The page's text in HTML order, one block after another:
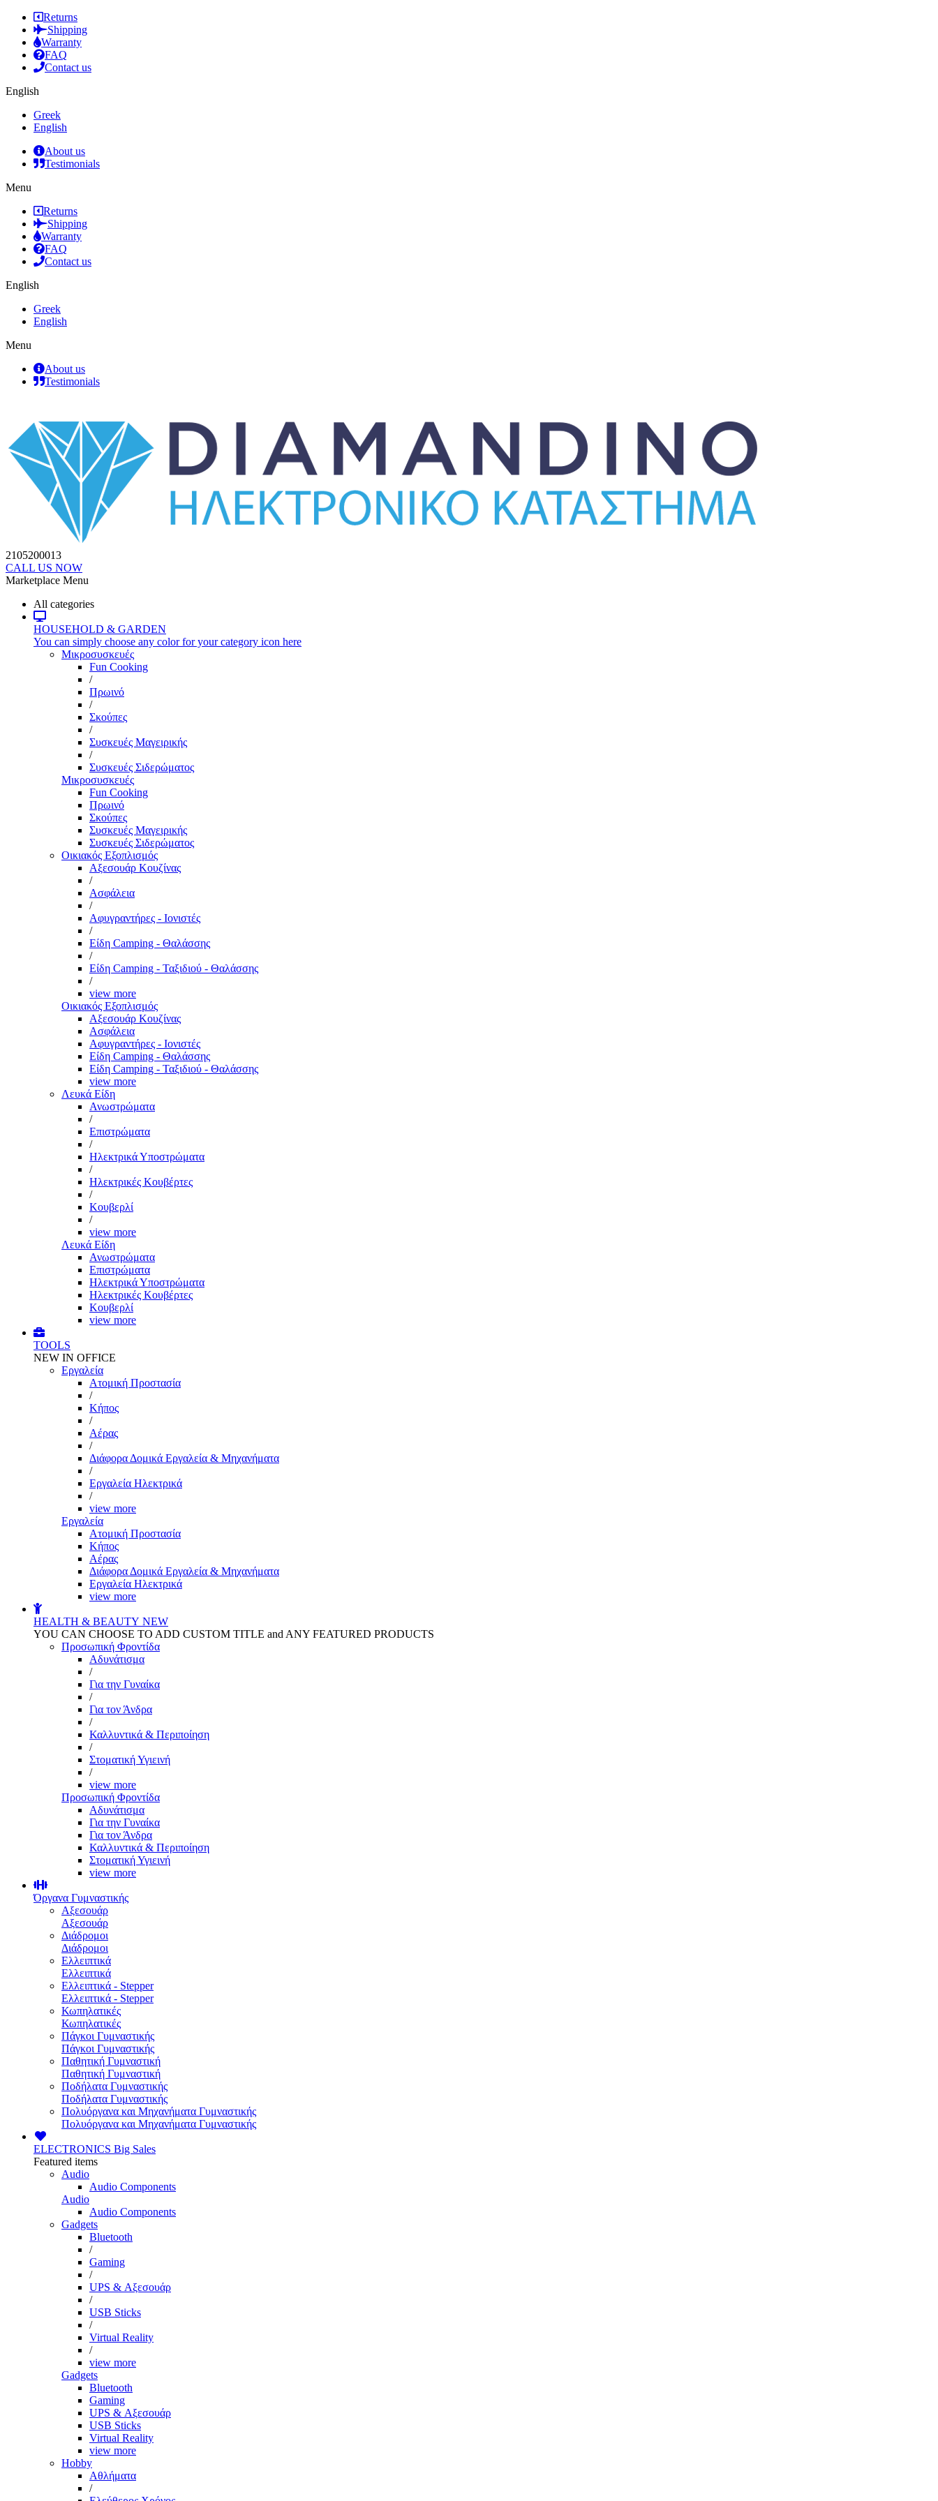
Returns
Shipping
Warranty
FAQ
Contact us
English
Greek
English
About us
Testimonials
Menu
Returns
Shipping
Warranty
FAQ
Contact us
English
Greek
English
Menu
About us
Testimonials
2105200013
CALL US NOW
Marketplace Menu
All categories
HOUSEHOLD & GARDEN
You can simply choose any color for your category icon here
Μικροσυσκευές
Fun Cooking
/
Πρωινό
/
Σκούπες
/
Συσκευές Μαγειρικής
/
Συσκευές Σιδερώματος
Μικροσυσκευές
Fun Cooking
Πρωινό
Σκούπες
Συσκευές Μαγειρικής
Συσκευές Σιδερώματος
Οικιακός Εξοπλισμός
Αξεσουάρ Κουζίνας
/
Ασφάλεια
/
Αφυγραντήρες - Ιονιστές
/
Είδη Camping - Θαλάσσης
/
Είδη Camping - Ταξιδιού - Θαλάσσης
/
view more
Οικιακός Εξοπλισμός
Αξεσουάρ Κουζίνας
Ασφάλεια
Αφυγραντήρες - Ιονιστές
Είδη Camping - Θαλάσσης
Είδη Camping - Ταξιδιού - Θαλάσσης
view more
Λευκά Είδη
Ανωστρώματα
/
Επιστρώματα
/
Ηλεκτρικά Υποστρώματα
/
Ηλεκτρικές Κουβέρτες
/
Κουβερλί
/
view more
Λευκά Είδη
Ανωστρώματα
Επιστρώματα
Ηλεκτρικά Υποστρώματα
Ηλεκτρικές Κουβέρτες
Κουβερλί
view more
TOOLS
NEW IN OFFICE
Εργαλεία
Aτομική Προστασία
/
Kήπος
/
Αέρας
/
Διάφορα Δομικά Εργαλεία & Μηχανήματα
/
Εργαλεία Ηλεκτρικά
/
view more
Εργαλεία
Aτομική Προστασία
Kήπος
Αέρας
Διάφορα Δομικά Εργαλεία & Μηχανήματα
Εργαλεία Ηλεκτρικά
view more
HEALTH & BEAUTY NEW
YOU CAN CHOOSE TO ADD CUSTOM TITLE and ANY FEATURED PRODUCTS
Προσωπική Φροντίδα
Αδυνάτισμα
/
Για την Γυναίκα
/
Για τον Άνδρα
/
Καλλυντικά & Περιποίηση
/
Στοματική Υγιεινή
/
view more
Προσωπική Φροντίδα
Αδυνάτισμα
Για την Γυναίκα
Για τον Άνδρα
Καλλυντικά & Περιποίηση
Στοματική Υγιεινή
view more
Όργανα Γυμναστικής
Αξεσουάρ
Αξεσουάρ
Διάδρομοι
Διάδρομοι
Ελλειπτικά
Ελλειπτικά
Ελλειπτικά - Stepper
Ελλειπτικά - Stepper
Κωπηλατικές
Κωπηλατικές
Πάγκοι Γυμναστικής
Πάγκοι Γυμναστικής
Παθητική Γυμναστική
Παθητική Γυμναστική
Ποδήλατα Γυμναστικής
Ποδήλατα Γυμναστικής
Πολυόργανα και Μηχανήματα Γυμναστικής
Πολυόργανα και Μηχανήματα Γυμναστικής
ELECTRONICS Big Sales
Featured items
Audio
Audio Components
Audio
Audio Components
Gadgets
Bluetooth
/
Gaming
/
UPS & Αξεσουάρ
/
USB Sticks
/
Virtual Reality
/
view more
Gadgets
Bluetooth
Gaming
UPS & Αξεσουάρ
USB Sticks
Virtual Reality
view more
Hobby
Αθλήματα
/